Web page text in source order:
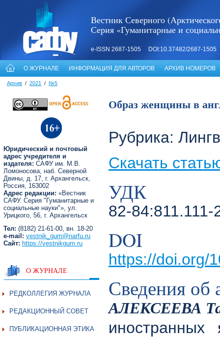
Вестник Северного
Серия «Гуманитарные и
e-ISSN 2687-1505 DOI:10.37482/2687-1505
О ЖУРНАЛЕ ИНФОРМАЦИЯ ДЛЯ АВТОРОВ АРХИВ НОМЕРОВ
Архив / 2021 / №5
Юридический и почтовый
адрес учредителя и
издателя: САФУ им. М.В.
Ломоносова, наб. Северной
Двины, д. 17, г. Архангельск,
Россия, 163002
Адрес редакции: «Вестник
САФУ. Серия "Гуманитарные и
социальные науки"», ул.
Урицкого, 56, г. Архангельск
Тел: (8182) 21-61-00, вн. 18-20
e-mail: vestnik_gum@narfu.ru
Сайт: https://vestnikgum.ru
О ЖУРНАЛЕ
РЕДКОЛЛЕГИЯ ЖУРНАЛА
РЕДАКЦИОННЫЙ СОВЕТ
ПУБЛИКАЦИОННАЯ ЭТИКА
Образ женщины в
Рубрика:
Скачать
УДК
82-84:811.111-
DOI
https://doi.org/
Сведения об
АЛЕКСЕЕВА